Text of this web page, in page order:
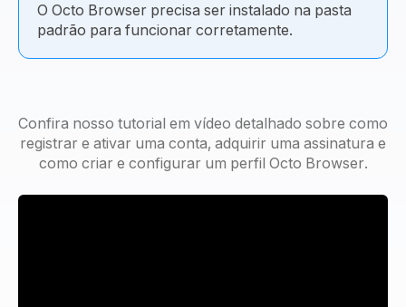
O Octo Browser precisa ser instalado na pasta
padrão para funcionar corretamente.
Confira nosso tutorial em vídeo detalhado sobre como
registrar e ativar uma conta, adquirir uma assinatura e
como criar e configurar um perfil Octo Browser.